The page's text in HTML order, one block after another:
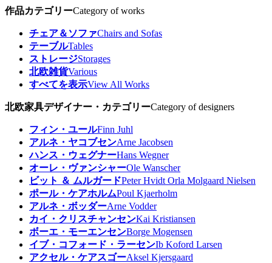
作品カテゴリーCategory of works
チェア＆ソファChairs and Sofas
テーブルTables
ストレージStorages
北欧雑貨Various
すべてを表示View All Works
北欧家具デザイナー・カテゴリーCategory of designers
フィン・ユールFinn Juhl
アルネ・ヤコブセンArne Jacobsen
ハンス・ウェグナーHans Wegner
オーレ・ヴァンシャーOle Wanscher
ビット ＆ ムルガードPeter Hvidt Orla Molgaard Nielsen
ポール・ケアホルムPoul Kjaerholm
アルネ・ボッダーArne Vodder
カイ・クリスチャンセンKai Kristiansen
ボーエ・モーエンセンBorge Mogensen
イブ・コフォード・ラーセンIb Koford Larsen
アクセル・ケアスゴーAksel Kjersgaard